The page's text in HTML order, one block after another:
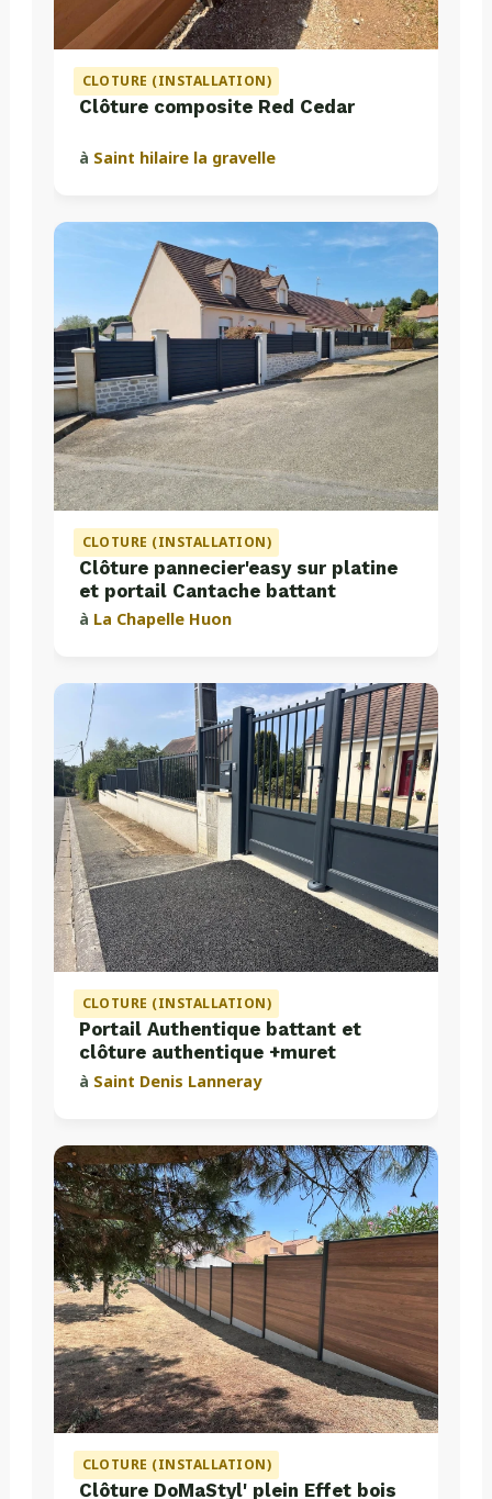
CLOTURE (INSTALLATION)
Clôture composite Red Cedar
à Saint hilaire la gravelle
CLOTURE (INSTALLATION)
Clôture pannecier'easy sur platine
et portail Cantache battant
à La Chapelle Huon
CLOTURE (INSTALLATION)
Portail Authentique battant et
clôture authentique +muret
à Saint Denis Lanneray
CLOTURE (INSTALLATION)
Clôture DoMaStyl' plein Effet bois